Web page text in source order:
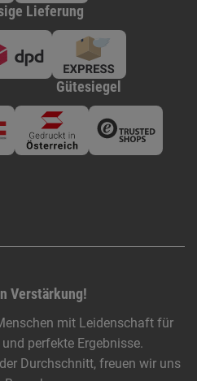
Lieferung
Gütesiegel
Verstärkung!
mit Leidenschaft für
perfekte Ergebnisse.
Durchschnitt, freuen wir uns